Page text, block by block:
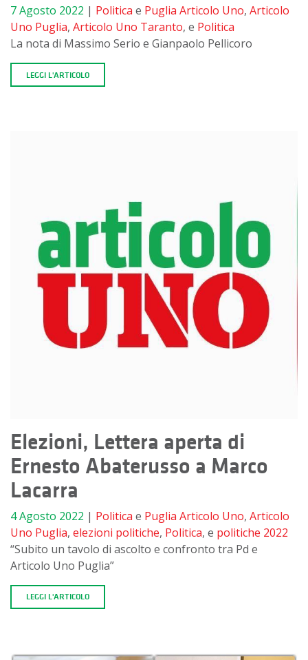
7 Agosto 2022 | Politica e Puglia Articolo Uno, Articolo
Uno Puglia, Articolo Uno Taranto, e Politica
La nota di Massimo Serio e Gianpaolo Pellicoro
LEGGI L'ARTICOLO
Elezioni, Lettera aperta di
Ernesto Abaterusso a Marco
Lacarra
4 Agosto 2022 | Politica e Puglia Articolo Uno, Articolo
Uno Puglia, elezioni politiche, Politica, e politiche 2022
“Subito un tavolo di ascolto e confronto tra Pd e
Articolo Uno Puglia”
LEGGI L'ARTICOLO